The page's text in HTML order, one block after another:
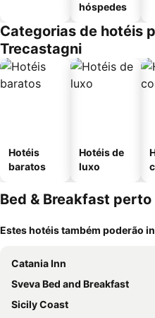
hóspedes
Categorias de hotéis
Trecastagni
Hotéis
baratos
Hotéis de
luxo
Bed & Breakfast
Estes hotéis também poderão
Catania Inn
Sveva Bed and Breakfast
Sicily Coast